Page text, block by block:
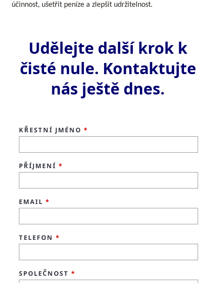
účinnost, ušetřit peníze a zlepšit udržitelnost.
Udělejte další krok k
čisté nule. Kontaktujte
nás ještě dnes.
KŘESTNÍ JMÉNO *
PŘÍJMENÍ *
EMAIL *
TELEFON *
SPOLEČNOST *